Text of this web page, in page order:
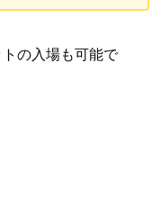
の入場も可能で